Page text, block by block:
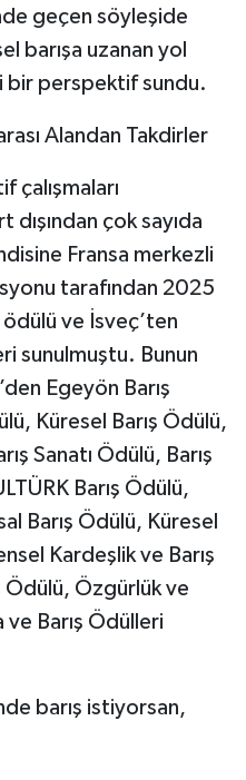
geçen söyleşide
barışa uzanan yol
bir perspektif sundu.
Alandan Takdirler
çalışmaları
dışından çok sayıda
Fransa merkezli
tarafından 2025
ve İsveç’ten
sunulmuştu. Bunun
Egeyön Barış
Küresel Barış Ödülü,
Sanatı Ödülü, Barış
Barış Ödülü,
Barış Ödülü, Küresel
Kardeşlik ve Barış
Ödülü, Özgürlük ve
ve Barış Ödülleri
barış istiyorsan,